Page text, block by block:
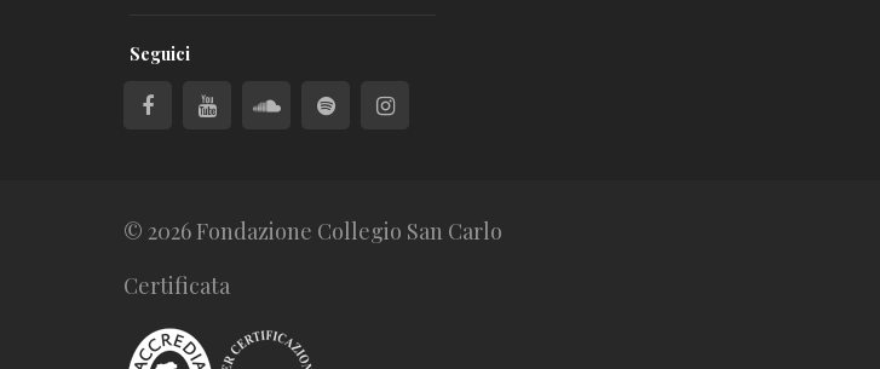
Seguici
© 2026 Fondazione Collegio San Carlo
Certificata